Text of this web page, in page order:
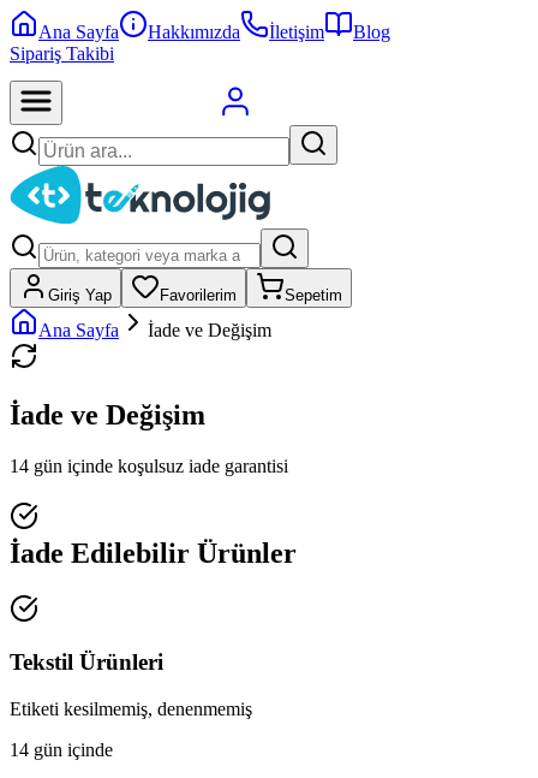
Ana Sayfa Hakkımızda İletişim
Blog
Sipariş Takibi
Giriş Yap Favorilerim Sepetim
Ana Sayfa İade ve Değişim
İade ve Değişim
14 gün içinde koşulsuz iade garantisi
İade Edilebilir Ürünler
Tekstil Ürünleri
Etiketi kesilmemiş, denenmemiş
14 gün içinde